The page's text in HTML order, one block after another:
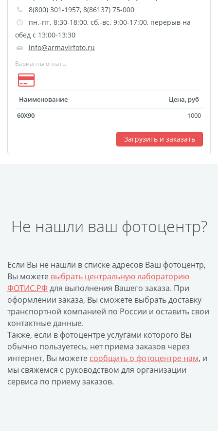
размеров
Портреты в стиле
Картины на холсте
Печать чертежей
Холст настольный с
мольбертом
Roll up
Флип-Флоп портрет
Печать на CD/DVD
Фото на медали
Коврик для мыши
Фото на брелках
Фото на часах
Фото на подушке
Фото на галстуке
Фото на фартуке
Фото на сумке
8(800) 301-1957, 8(86137) 75-000
пн.-пт. 8:30-18:00, сб.-вс. 9:00-17:00, перерыв на
обед с 13:00-13:30
info@armavirfoto.ru
Варианты оплаты
Наименование
Цена, руб
60X90
1000
Загрузить и заказать
Не нашли ваш фотоцентр?
Если Вы не нашли в списке адресов Ваш фотоцентр,
Вы можете выбрать центральную лабораторию
ФОТИС.РФ для выполнения Вашего заказа. При
оформлении заказа, Вы сможете выбрать доставку
транспортной компанией по России и оставить свои
контактные данные.
Также, если в фотоцентре услугами которого Вы
обычно пользуетесь, нет приема заказов через
интернет, Вы можете сообщить о фотоцентре нам, и
мы свяжемся с руководством для организации
сервиса по приему заказов.